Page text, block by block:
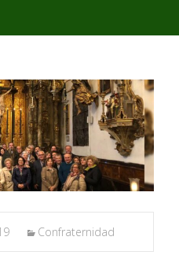
Confraternidad